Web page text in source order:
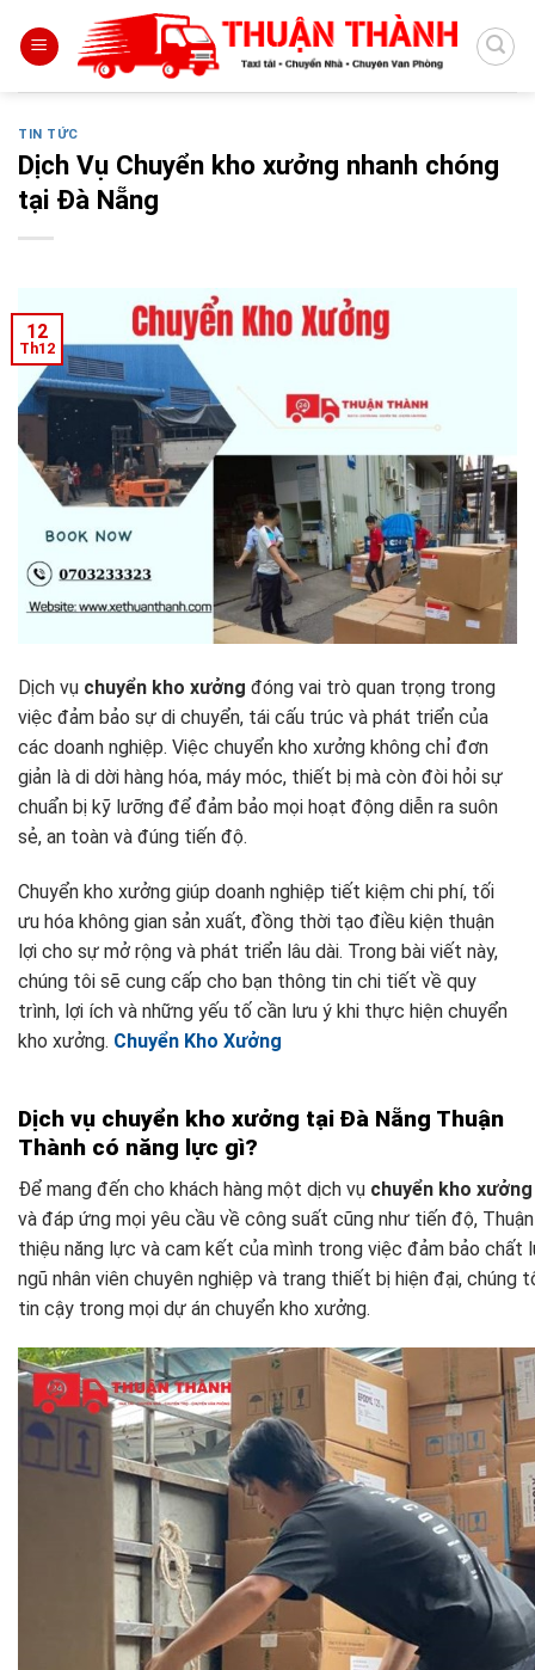
content
TIN TỨC
Dịch Vụ Chuyển kho xưởng nhanh chóng
tại Đà Nẵng
12
Th12
Dịch vụ chuyển kho xưởng đóng vai trò quan trọng trong
việc đảm bảo sự di chuyển, tái cấu trúc và phát triển của
các doanh nghiệp. Việc chuyển kho xưởng không chỉ đơn
giản là di dời hàng hóa, máy móc, thiết bị mà còn đòi hỏi sự
chuẩn bị kỹ lưỡng để đảm bảo mọi hoạt động diễn ra suôn
sẻ, an toàn và đúng tiến độ.
Chuyển kho xưởng giúp doanh nghiệp tiết kiệm chi phí, tối
ưu hóa không gian sản xuất, đồng thời tạo điều kiện thuận
lợi cho sự mở rộng và phát triển lâu dài. Trong bài viết này,
chúng tôi sẽ cung cấp cho bạn thông tin chi tiết về quy
trình, lợi ích và những yếu tố cần lưu ý khi thực hiện chuyển
kho xưởng. Chuyển Kho Xưởng
Dịch vụ chuyển kho xưởng tại Đà Nẵng Thuận
Thành có năng lực gì?
Để mang đến cho khách hàng một dịch vụ chuyển kho xưởng
và đáp ứng mọi yêu cầu về công suất cũng như tiến độ,
thiệu năng lực và cam kết của mình trong việc đảm bảo chất
ngũ nhân viên chuyên nghiệp và trang thiết bị hiện đại,
tin cậy trong mọi dự án chuyển kho xưởng.